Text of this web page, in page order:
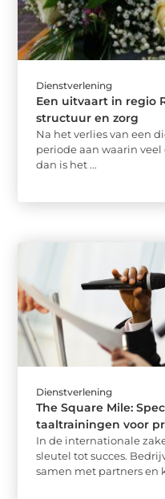
Dienstverlening
Een uitvaart in regio
structuur en zorg
Na het verlies van een
periode aan waarin
dan is het ...
Dienstverlening
The Square Mile:
taaltrainingen voor
In de internationale
sleutel tot succes.
samen met partners en